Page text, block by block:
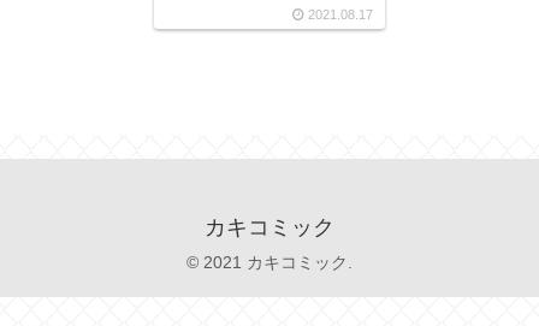
2021.08.17
カキコミック
© 2021 カキコミック.